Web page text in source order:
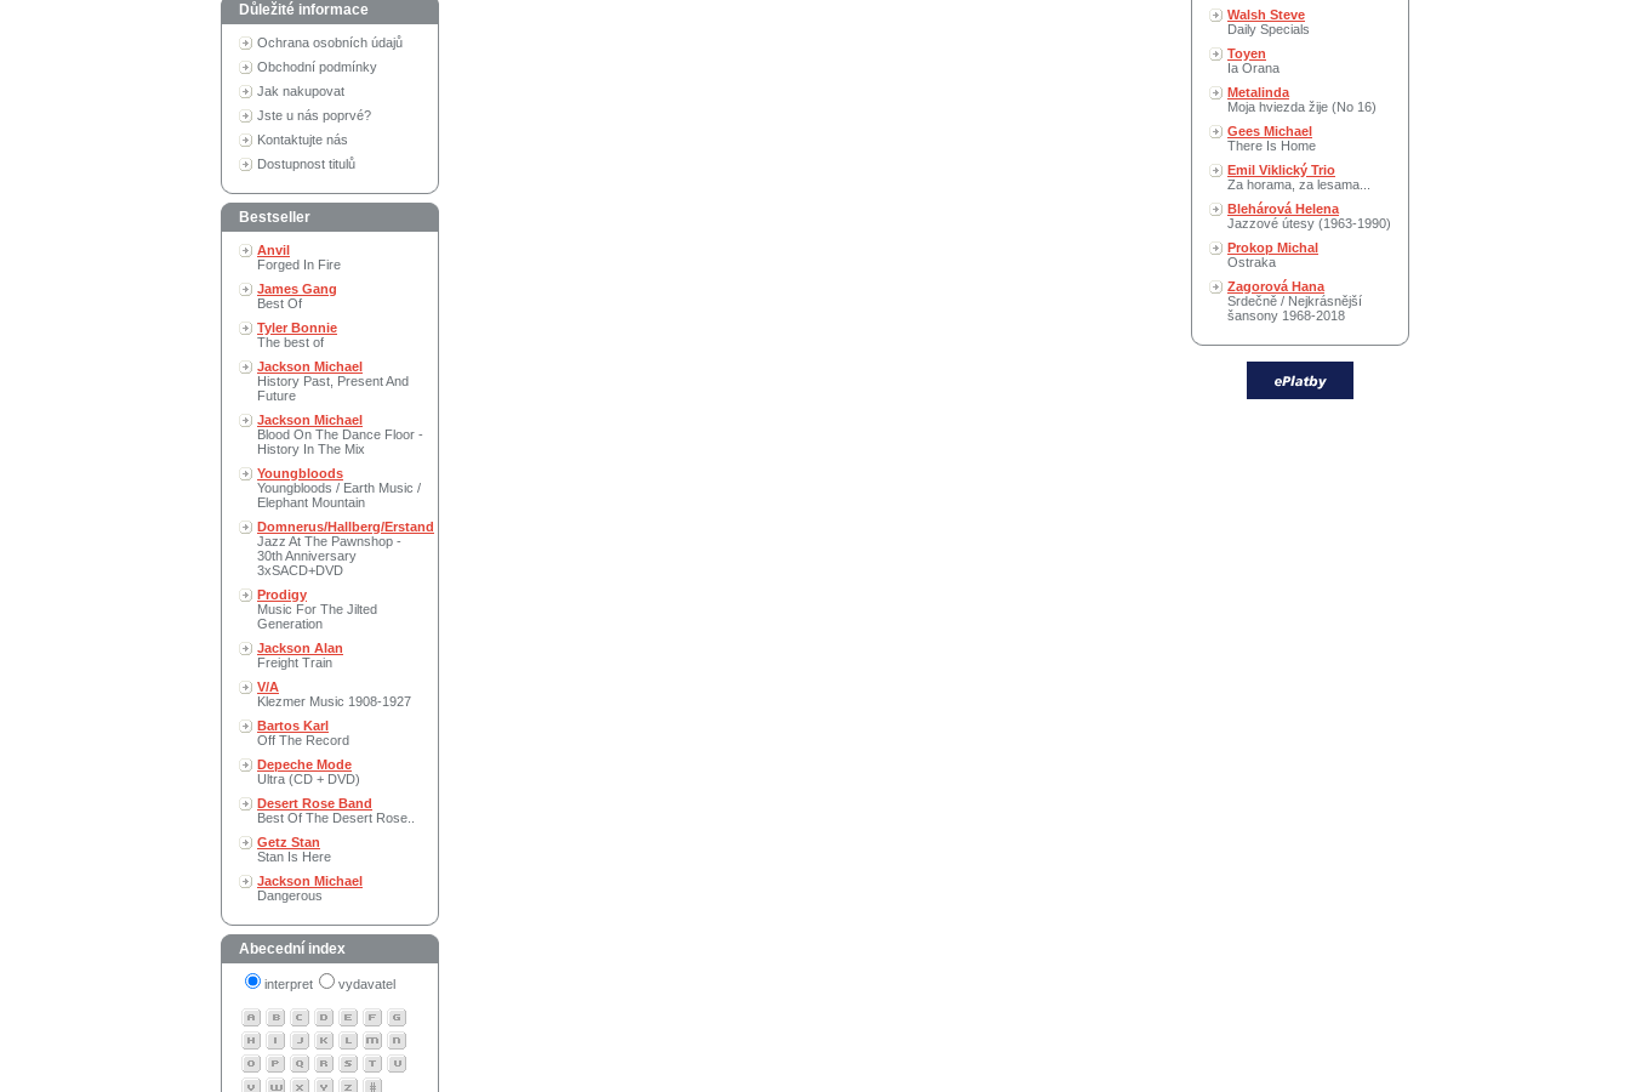
Důležité informace
Ochrana osobních údajů
Obchodní podmínky
Jak nakupovat
Jste u nás poprvé?
Kontaktujte nás
Dostupnost titulů
Bestseller
Anvil
Forged In Fire
James Gang
Best Of
Tyler Bonnie
The best of
Jackson Michael
History Past, Present And
Future
Jackson Michael
Blood On The Dance Floor -
History In The Mix
Youngbloods
Youngbloods / Earth Music /
Elephant Mountain
Domnerus/Hallberg/Erstand
Jazz At The Pawnshop -
30th Anniversary
3xSACD+DVD
Prodigy
Music For The Jilted
Generation
Jackson Alan
Freight Train
V/A
Klezmer Music 1908-1927
Bartos Karl
Off The Record
Depeche Mode
Ultra (CD + DVD)
Desert Rose Band
Best Of The Desert Rose..
Getz Stan
Stan Is Here
Jackson Michael
Dangerous
Abecední index
interpret vydavatel
Walsh Steve
Daily Specials
Toyen
Ia Orana
Metalinda
Moja hviezda žije (No 16)
Gees Michael
There Is Home
Emil Viklický Trio
Za horama, za lesama...
Blehárová Helena
Jazzové útesy (1963-1990)
Prokop Michal
Ostraka
Zagorová Hana
Srdečně / Nejkrásnější
šansony 1968-2018